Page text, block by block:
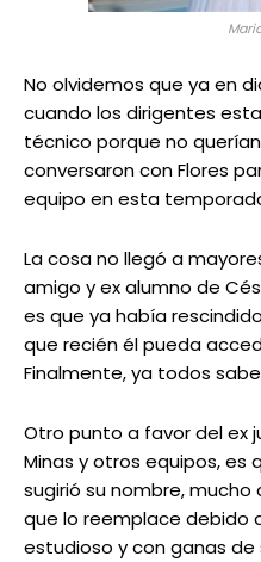
No olvidemos que ya en
cuando los dirigentes
técnico porque no
conversaron con Flores
equipo en esta
La cosa no llegó a
amigo y ex alumno de
es que ya había
que recién él pueda
Finalmente, ya todos
Otro punto a favor del ex
Minas y otros equipos, es
sugirió su nombre,
que lo reemplace debido
estudioso y con ganas